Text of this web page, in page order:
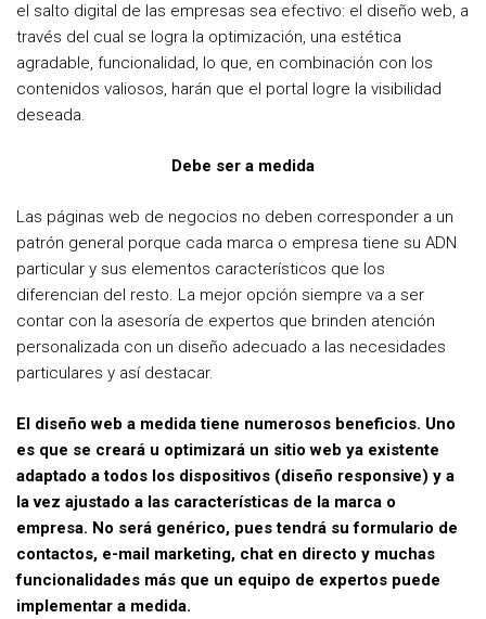
el salto digital de las empresas sea efectivo: el diseño web, a
través del cual se logra la optimización, una estética
agradable, funcionalidad, lo que, en combinación con los
contenidos valiosos, harán que el portal logre la visibilidad
deseada.
Debe ser a medida
Las páginas web de negocios no deben corresponder a un
patrón general porque cada marca o empresa tiene su ADN
particular y sus elementos característicos que los
diferencian del resto. La mejor opción siempre va a ser
contar con la asesoría de expertos que brinden atención
personalizada con un diseño adecuado a las necesidades
particulares y así destacar.
El diseño web a medida tiene numerosos beneficios. Uno
es que se creará u optimizará un sitio web ya existente
adaptado a todos los dispositivos (diseño responsive) y a
la vez ajustado a las características de la marca o
empresa. No será genérico, pues tendrá su formulario de
contactos, e-mail marketing, chat en directo y muchas
funcionalidades más que un equipo de expertos puede
implementar a medida.